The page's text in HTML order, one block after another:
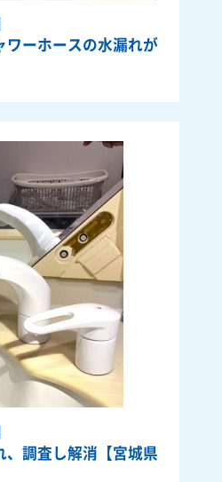
ワーホースの水漏れが
、調査し解消【宮城県